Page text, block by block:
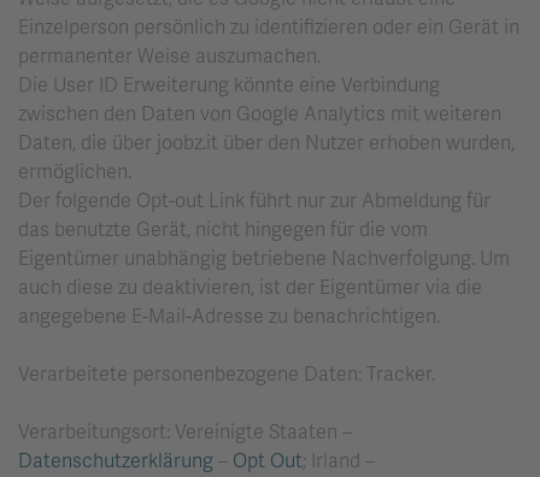
Einzelperson persönlich zu identifizieren oder ein Gerät in
permanenter Weise auszumachen.
Die User ID Erweiterung könnte eine Verbindung
zwischen den Daten von Google Analytics mit weiteren
Daten, die über joobz.it über den Nutzer erhoben wurden,
ermöglichen.
Der folgende Opt-out Link führt nur zur Abmeldung für
das benutzte Gerät, nicht hingegen für die vom
Eigentümer unabhängig betriebene Nachverfolgung. Um
auch diese zu deaktivieren, ist der Eigentümer via die
angegebene E-Mail-Adresse zu benachrichtigen.
Verarbeitete personenbezogene Daten: Tracker.
Verarbeitungsort: Vereinigte Staaten –
Datenschutzerklärung – Opt Out; Irland –